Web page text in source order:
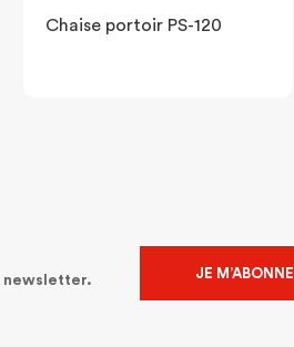
Chaise portoir PS-120
newsletter. JE M’ABONNE